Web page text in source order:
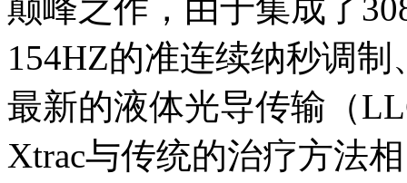
颠峰之作，由于集成了
154HZ的准连续纳秒调
最新的液体光导传输（
Xtrac与传统的治疗方法